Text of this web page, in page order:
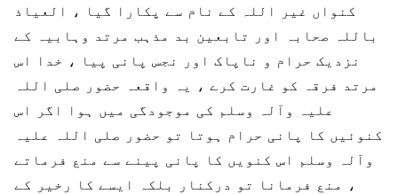
کنواں غیر اللہ کے نام سے پکارا گیا ، العیاذ
باللہ صحابہ اور تابعین بد مذہب مرتد وہابیہ کے
نزدیک حرام و ناپاک اور نجس پانی پیا ، خدا اس
مرتد فرقہ کو غارت کرے ، یہ واقعہ حضور صلی اللہ
علیہ وآلہ وسلم کی موجودگی میں ہوا اگر اس
کنوئیں کا پانی حرام ہوتا تو حضور صلی اللہ علیہ
وآلہ وسلم اس کنویں کا پانی پینے سے منع فرماتے
، منع فرمانا تو درکنار بلکہ ایسے کا رخیر کے